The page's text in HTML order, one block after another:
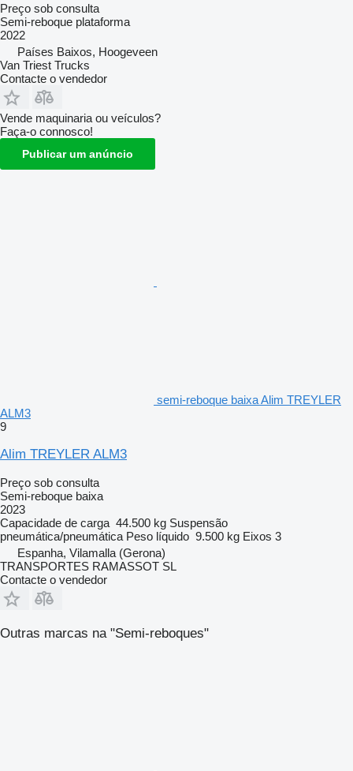
Preço sob consulta
Semi-reboque plataforma
2022
Países Baixos, Hoogeveen
Van Triest Trucks
Contacte o vendedor
Vende maquinaria ou veículos?
Faça-o connosco!
Publicar um anúncio
semi-reboque baixa Alim TREYLER
ALM3
9
Alim TREYLER ALM3
Preço sob consulta
Semi-reboque baixa
2023
Capacidade de carga 44.500 kg Suspensão
pneumática/pneumática Peso líquido 9.500 kg Eixos 3
Espanha, Vilamalla (Gerona)
TRANSPORTES RAMASSOT SL
Contacte o vendedor
Outras marcas na "Semi-reboques"